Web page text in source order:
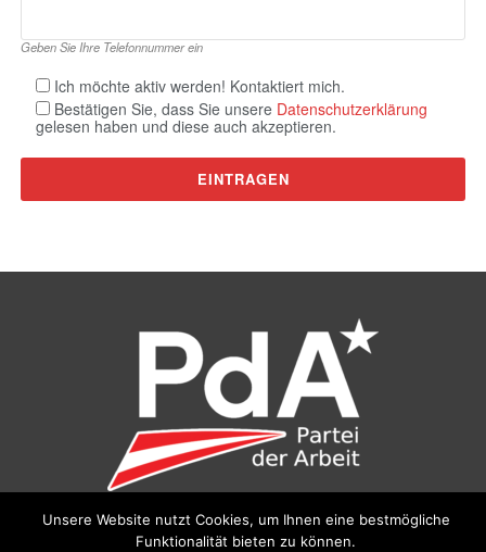
Geben Sie Ihre Telefonnummer ein
Ich möchte aktiv werden! Kontaktiert mich.
Bestätigen Sie, dass Sie unsere Datenschutzerklärung
gelesen haben und diese auch akzeptieren.
Partei der Arbeit (PdA), Bundesbüro: Drorygasse 21, 1030
Unsere Website nutzt Cookies, um Ihnen eine bestmögliche
Funktionalität bieten zu können.